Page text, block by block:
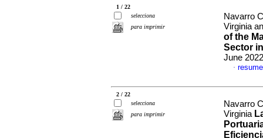
1 / 22
selecciona
para imprimir
Navarro
Virginia
of the
Sector
June
·
2 / 22
selecciona
para imprimir
Navarro
Virginia